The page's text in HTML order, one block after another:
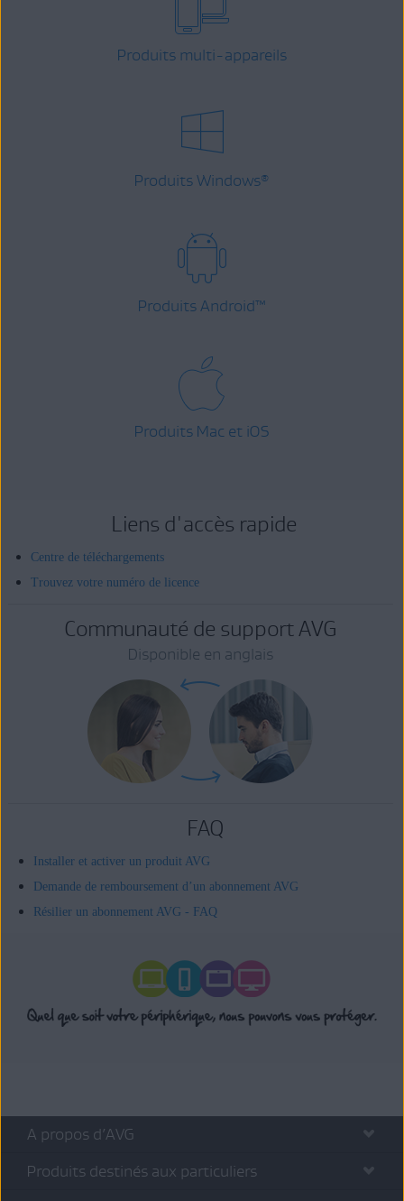
Produits multi-appareils
Produits Windows®
Produits Android™
Produits Mac et iOS
Liens d'accès rapide
Centre de téléchargements
Trouvez votre numéro de licence
Communauté de support AVG
Disponible en anglais
FAQ
Installer et activer un produit AVG
Demande de remboursement d’un abonnement AVG
Résilier un abonnement AVG - FAQ
A propos d’AVG
Produits destinés aux particuliers